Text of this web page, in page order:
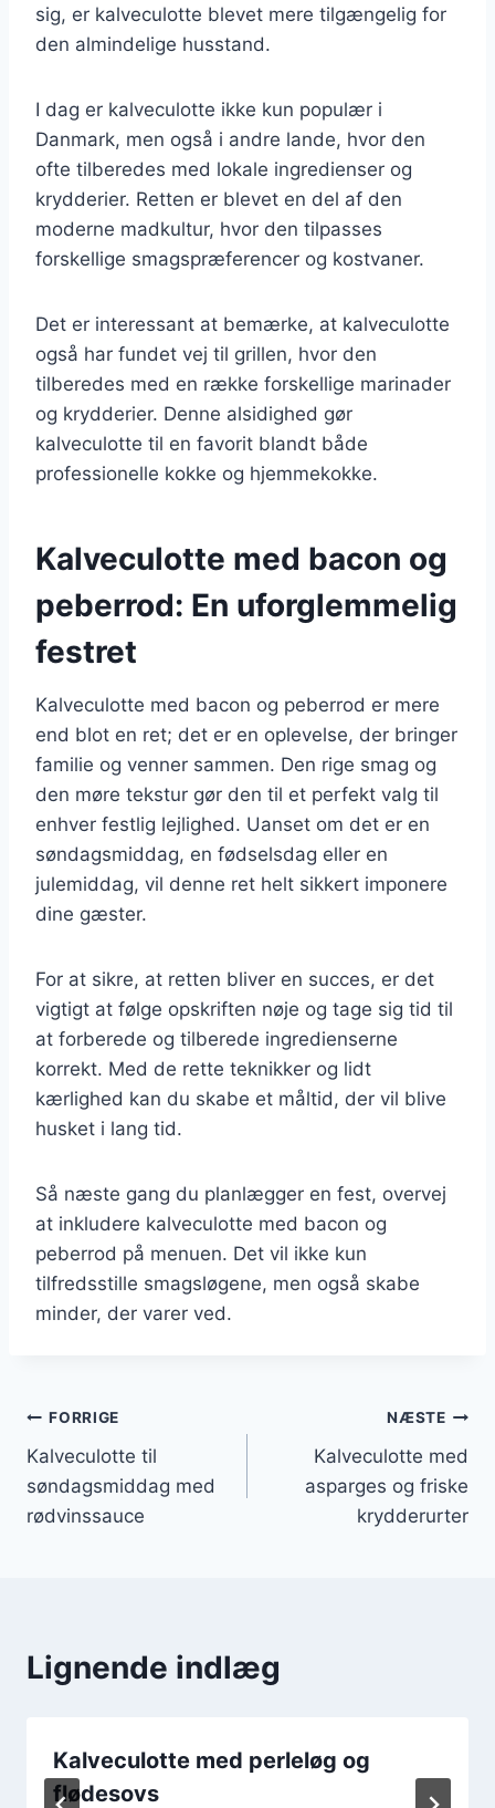
sig, er kalveculotte blevet mere tilgængelig for
den almindelige husstand.
I dag er kalveculotte ikke kun populær i
Danmark, men også i andre lande, hvor den
ofte tilberedes med lokale ingredienser og
krydderier. Retten er blevet en del af den
moderne madkultur, hvor den tilpasses
forskellige smagspræferencer og kostvaner.
Det er interessant at bemærke, at kalveculotte
også har fundet vej til grillen, hvor den
tilberedes med en række forskellige marinader
og krydderier. Denne alsidighed gør
kalveculotte til en favorit blandt både
professionelle kokke og hjemmekokke.
Kalveculotte med bacon og
peberrod: En uforglemmelig
festret
Kalveculotte med bacon og peberrod er mere
end blot en ret; det er en oplevelse, der bringer
familie og venner sammen. Den rige smag og
den møre tekstur gør den til et perfekt valg til
enhver festlig lejlighed. Uanset om det er en
søndagsmiddag, en fødselsdag eller en
julemiddag, vil denne ret helt sikkert imponere
dine gæster.
For at sikre, at retten bliver en succes, er det
vigtigt at følge opskriften nøje og tage sig tid til
at forberede og tilberede ingredienserne
korrekt. Med de rette teknikker og lidt
kærlighed kan du skabe et måltid, der vil blive
husket i lang tid.
Så næste gang du planlægger en fest, overvej
at inkludere kalveculotte med bacon og
peberrod på menuen. Det vil ikke kun
tilfredsstille smagsløgene, men også skabe
minder, der varer ved.
Indlægsnavigation
FORRIGE
Kalveculotte til
søndagsmiddag med
rødvinssauce
NÆSTE
Kalveculotte med
asparges og friske
krydderurter
Lignende indlæg
Kalveculotte med perleløg og
flødesovs